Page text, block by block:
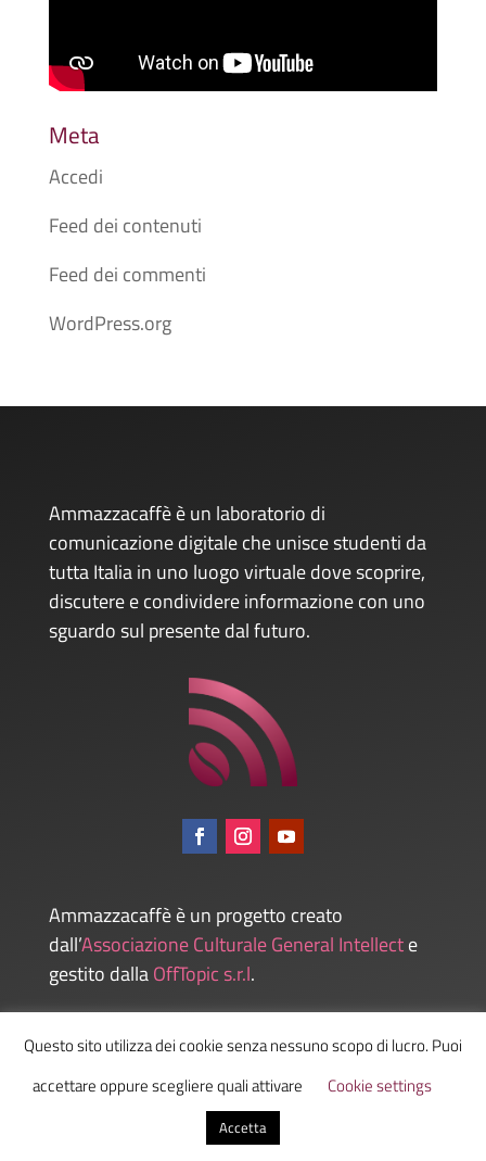
Meta
Accedi
Feed dei contenuti
Feed dei commenti
WordPress.org
Ammazzacaffè è un laboratorio di
comunicazione digitale che unisce studenti da
tutta Italia in uno luogo virtuale dove scoprire,
discutere e condividere informazione con uno
sguardo sul presente dal futuro.
Ammazzacaffè è un progetto creato
dall’Associazione Culturale General Intellecte
gestito dallaOffTopic s.r.l.
Admin
Questo sito utilizza dei cookie senza nessuno scopo di lucro. Puoi
accettare oppure scegliere quali attivare
Cookie settings
Accetta